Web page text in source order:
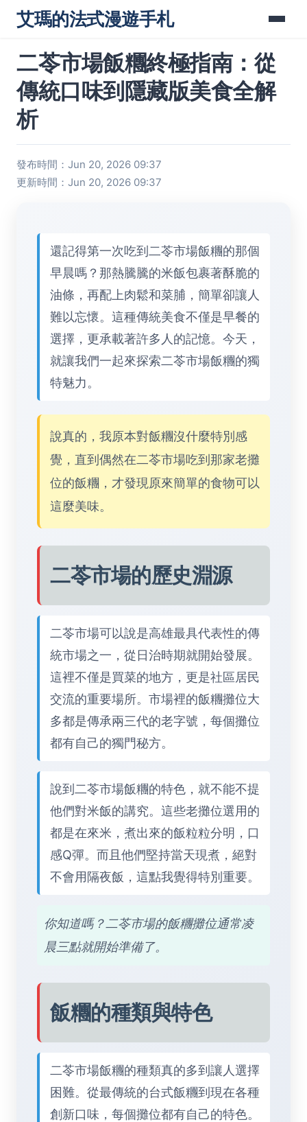
艾瑪的法式漫遊手札
二苓市場飯糰終極指南：從
傳統口味到隱藏版美食全解
析
發布時間：Jun 20, 2026 09:37
更新時間：Jun 20, 2026 09:37
還記得第一次吃到二苓市場飯糰的那個
早晨嗎？那熱騰騰的米飯包裹著酥脆的
油條，再配上肉鬆和菜脯，簡單卻讓人
難以忘懷。這種傳統美食不僅是早餐的
選擇，更承載著許多人的記憶。今天，
就讓我們一起來探索二苓市場飯糰的獨
特魅力。
說真的，我原本對飯糰沒什麼特別感
覺，直到偶然在二苓市場吃到那家老攤
位的飯糰，才發現原來簡單的食物可以
這麼美味。
二苓市場的歷史淵源
二苓市場可以說是高雄最具代表性的傳
統市場之一，從日治時期就開始發展。
這裡不僅是買菜的地方，更是社區居民
交流的重要場所。市場裡的飯糰攤位大
多都是傳承兩三代的老字號，每個攤位
都有自己的獨門秘方。
說到二苓市場飯糰的特色，就不能不提
他們對米飯的講究。這些老攤位選用的
都是在來米，煮出來的飯粒粒分明，口
感Q彈。而且他們堅持當天現煮，絕對
不會用隔夜飯，這點我覺得特別重要。
你知道嗎？二苓市場的飯糰攤位通常凌
晨三點就開始準備了。
飯糰的種類與特色
二苓市場飯糰的種類真的多到讓人選擇
困難。從最傳統的台式飯糰到現在各種
創新口味，每個攤位都有自己的特色。